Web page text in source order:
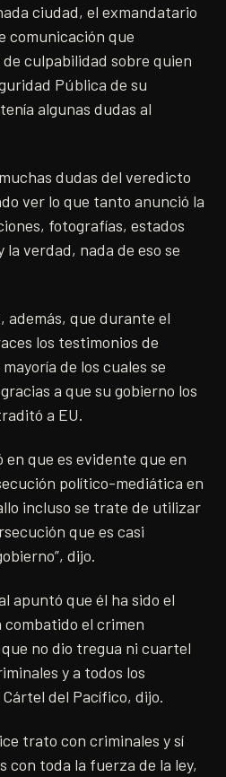
ciudad, el exmandatario
comunicación que
culpabilidad sobre quien
Pública de su
algunas dudas al
dudas del veredicto
ver lo que tanto anunció la
fotografías, estados
verdad, nada de eso se
que durante el
los testimonios de
de los cuales se
a que su gobierno los
a EU.
en que es evidente que en
político-mediática en
incluso se trate de utilizar
que es casi
dijo.
apuntó que él ha sido el
combatido el crimen
no dio tregua ni cuartel
y a todos los
del Pacífico, dijo.
trato con criminales y sí
con toda la fuerza de la ley,